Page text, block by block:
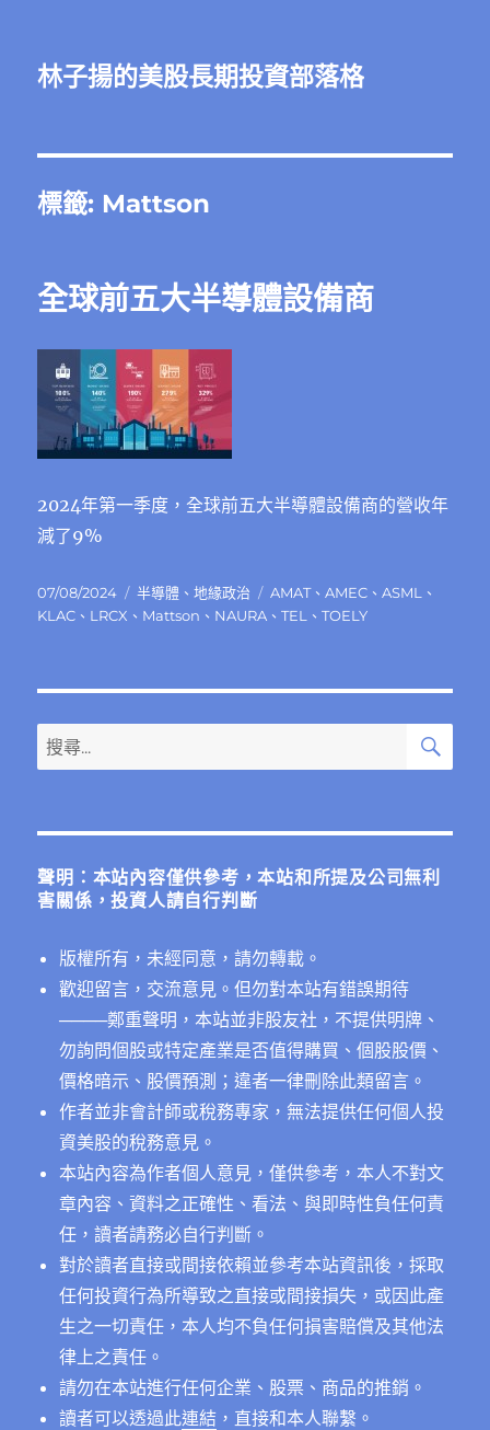
林子揚的美股長期投資部落格
標籤: Mattson
全球前五大半導體設備商
2024年第一季度，全球前五大半導體設備商的營收年
減了9%
發
佈
07/08/2024
分
類
半導體 、地緣政治
標
籤
AMAT、AMEC 、ASML
、
KLAC 、 LRCX 、 Mattson 、 NAURA 、TEL 、TOELY
搜
尋
鍵
搜
聲明：本站內容僅供參考，本站和所提及公司無利
害關係，投資人請自行判斷
版權所有，未經同意，請勿轉載。
歡迎留言，交流意見。但勿對本站有錯誤期待
────鄭重聲明，本站並非股友社，不提供明牌、
勿詢問個股或特定產業是否值得購買、個股股價、
價格暗示、股價預測；違者一律刪除此類留言。
作者並非會計師或稅務專家，無法提供任何個人投
資美股的稅務意見。
本站內容為作者個人意見，僅供參考，本人不對文
章內容、資料之正確性、看法、與即時性負任何責
任，讀者請務必自行判斷。
對於讀者直接或間接依賴並參考本站資訊後，採取
任何投資行為所導致之直接或間接損失，或因此產
生之一切責任，本人均不負任何損害賠償及其他法
律上之責任。
請勿在本站進行任何企業、股票、商品的推銷。
讀者可以透過此連結 ，直接和本人聯繫。